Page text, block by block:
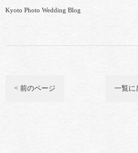
Kyoto Photo Wedding Blog
< 前のページ 一覧に